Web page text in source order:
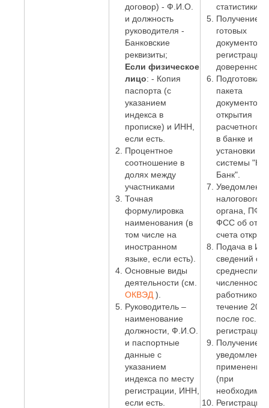
договор) - Ф.И.О.
и должность
руководителя -
Банковские
реквизиты;
Если физическое
лицо: - Копия
паспорта (с
указанием
индекса в
прописке) и ИНН,
если есть.
Процентное
соотношение в
долях между
участниками
Точная
формулировка
наименования (в
том числе на
иностранном
языке, если есть).
Основные виды
деятельности (см.
ОКВЭД ).
Руководитель –
наименование
должности, Ф.И.О.
и паспортные
данные с
указанием
индекса по месту
регистрации, ИНН,
если есть.
статистики.
Получение
готовых
документов о
регистрации
Подготовка
пакета
документов
открытия
расчетного
в банке и
установки
системы
Банк".
Уведомление
налогового
органа, ПФР
ФСС об
счета
Подача в
сведений о
численности
работников.
течение 20
после гос.
Получение
(при
Регистрация